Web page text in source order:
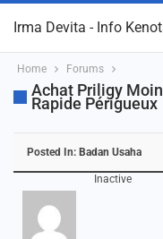
Irma Devita - Info
Home Forums
Achat Priligy
Rapide Périgueux
Posted In: Badan Usaha
Inactive